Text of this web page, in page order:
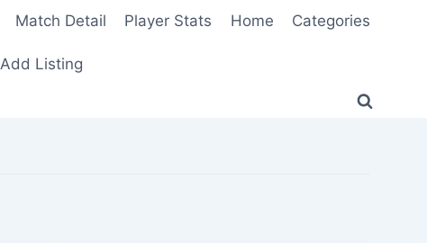
Match Detail Player Stats Home Categories
Add Listing